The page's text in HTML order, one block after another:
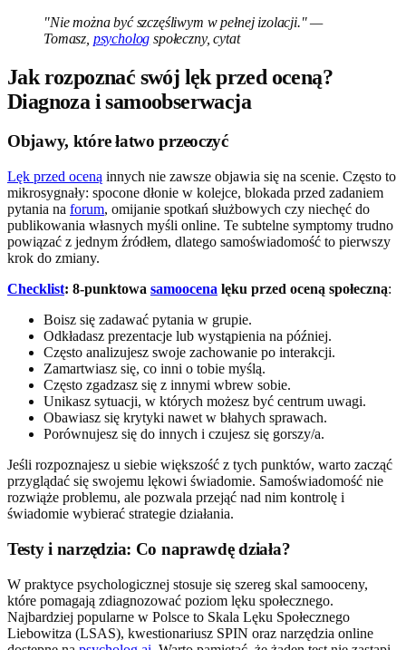
"Nie można być szczęśliwym w pełnej izolacji." —
Tomasz, psycholog społeczny, cytat
Jak rozpoznać swój lęk przed oceną?
Diagnoza i samoobserwacja
Objawy, które łatwo przeoczyć
Lęk przed oceną innych nie zawsze objawia się na scenie. Często to
mikrosygnały: spocone dłonie w kolejce, blokada przed zadaniem
pytania na forum, omijanie spotkań służbowych czy niechęć do
publikowania własnych myśli online. Te subtelne symptomy trudno
powiązać z jednym źródłem, dlatego samoświadomość to pierwszy
krok do zmiany.
Checklist: 8-punktowa samoocena lęku przed oceną społeczną:
Boisz się zadawać pytania w grupie.
Odkładasz prezentacje lub wystąpienia na później.
Często analizujesz swoje zachowanie po interakcji.
Zamartwiasz się, co inni o tobie myślą.
Często zgadzasz się z innymi wbrew sobie.
Unikasz sytuacji, w których możesz być centrum uwagi.
Obawiasz się krytyki nawet w błahych sprawach.
Porównujesz się do innych i czujesz się gorszy/a.
Jeśli rozpoznajesz u siebie większość z tych punktów, warto zacząć
przyglądać się swojemu lękowi świadomie. Samoświadomość nie
rozwiąże problemu, ale pozwala przejąć nad nim kontrolę i
świadomie wybierać strategie działania.
Testy i narzędzia: Co naprawdę działa?
W praktyce psychologicznej stosuje się szereg skal samooceny,
które pomagają zdiagnozować poziom lęku społecznego.
Najbardziej popularne w Polsce to Skala Lęku Społecznego
Liebowitza (LSAS), kwestionariusz SPIN oraz narzędzia online